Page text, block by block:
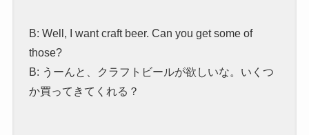
B: Well, I want craft beer. Can you get some of
those?
B: うーんと、クラフトビールが欲しいな。いくつ
か買ってきてくれる？